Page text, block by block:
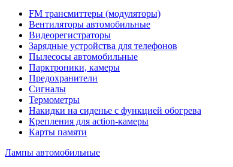
FM трансмиттеры (модуляторы)
Вентиляторы автомобильные
Видеорегистраторы
Зарядные устройства для телефонов
Пылесосы автомобильные
Парктроники, камеры
Предохранители
Сигналы
Термометры
Накидки на сиденье с функцией обогрева
Крепления для action-камеры
Карты памяти
Лампы автомобильные